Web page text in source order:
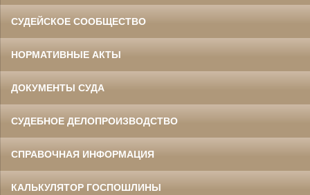
СУДЕЙСКОЕ СООБЩЕСТВО
НОРМАТИВНЫЕ АКТЫ
ДОКУМЕНТЫ СУДА
СУДЕБНОЕ ДЕЛОПРОИЗВОДСТВО
СПРАВОЧНАЯ ИНФОРМАЦИЯ
КАЛЬКУЛЯТОР ГОСПОШЛИНЫ